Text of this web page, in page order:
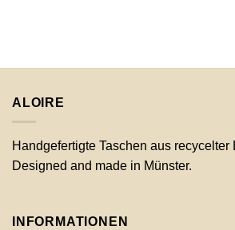
ALOIRE
Handgefertigte Taschen aus recycelter
Designed and made in Münster.
INFORMATIONEN